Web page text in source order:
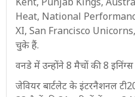
Heat, National
XI, San Francisco
चुके हैं.
वनडे में उन्होंने 8 मैचों की 8
जेवियर बार्टलेट के इंटरनैशनल